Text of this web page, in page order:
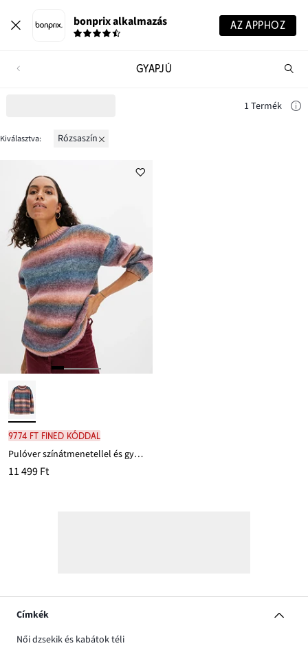
bonprix alkalmazás AZ APPHOZ
GYAPJÚ
1 Termék
Kiválasztva: rózsaszín
9774 Ft FINED kóddal
Pulóver színátmenetellel és gyapjúval
11 499 Ft
Címkék
Női dzsekik és kabátok téli